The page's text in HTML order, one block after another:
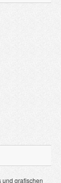
und grafischen